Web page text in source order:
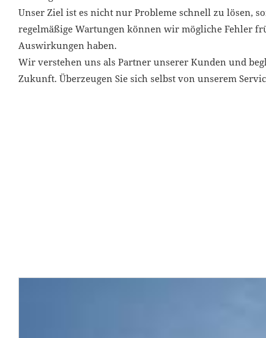
Unser Ziel ist es nicht nur Probleme schnell zu lösen,
regelmäßige Wartungen können wir mögliche Fehler
Auswirkungen haben.
Wir verstehen uns als Partner unserer Kunden und
Zukunft. Überzeugen Sie sich selbst von unserem